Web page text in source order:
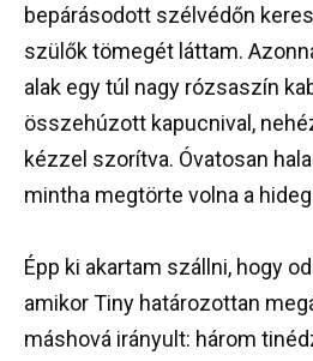
bepárásodott szélvédőn
szülők tömegét láttam.
alak egy túl nagy rózsaszín
összehúzott kapucnival,
kézzel szorítva. Óvatosan
mintha megtörte volna a
Épp ki akartam szállni, hogy
amikor Tiny határozottan
máshová irányult: három